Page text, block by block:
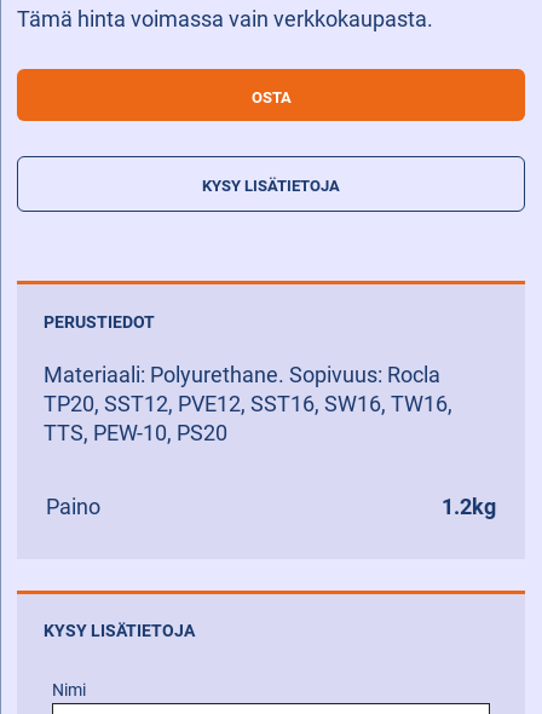
Tämä hinta voimassa vain verkkokaupasta.
KUORMAPYÖRÄ
85
75
OSTA
KYSY LISÄTIETOJA
PERUSTIEDOT
Materiaali: Polyurethane. Sopivuus: Rocla
TP20, SST12, PVE12, SST16, SW16, TW16,
TTS, PEW-10, PS20
Paino 1.2kg
KYSY LISÄTIETOJA
Nimi